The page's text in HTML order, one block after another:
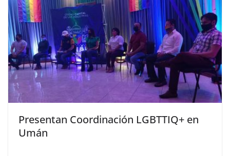
Presentan Coordinación LGBTTIQ+ en
Umán